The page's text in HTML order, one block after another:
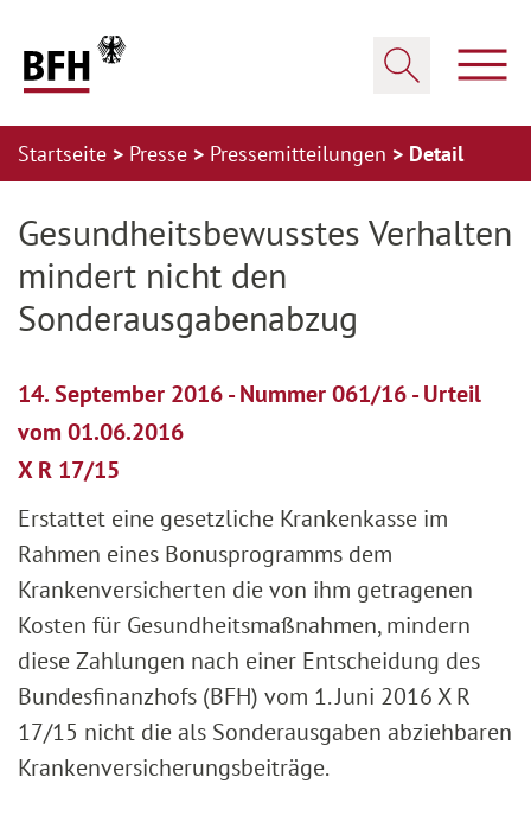
Startseite Presse Pressemitteilungen Detail
Gesundheitsbewusstes Verhalten
mindert nicht den
Sonderausgabenabzug
14. September 2016 - Nummer 061/16 - Urteil
vom 01.06.2016
X R 17/15
Erstattet eine gesetzliche Krankenkasse im
Rahmen eines Bonusprogramms dem
Krankenversicherten die von ihm getragenen
Kosten für Gesundheitsmaßnahmen, mindern
diese Zahlungen nach einer Entscheidung des
Bundesfinanzhofs (BFH) vom 1. Juni 2016 X R
17/15 nicht die als Sonderausgaben abziehbaren
Krankenversicherungsbeiträge.